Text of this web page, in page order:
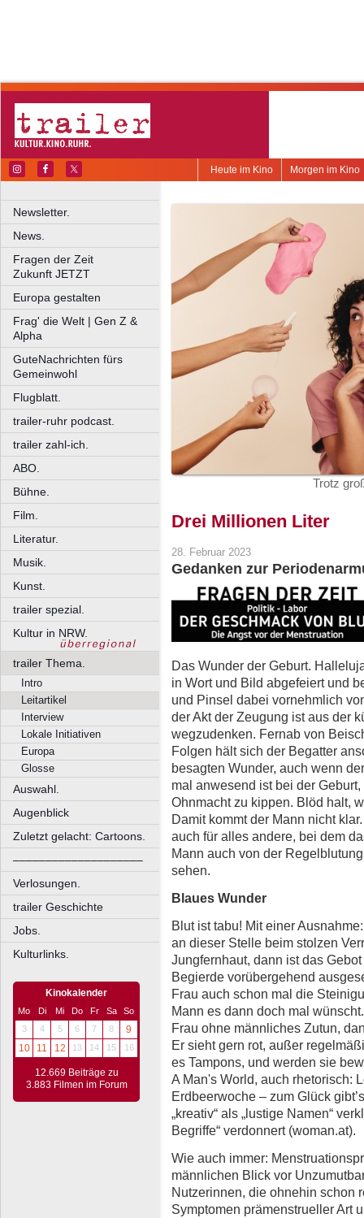
Morgen im Kino
Heute im Kino
Newsletter.
News.
Fragen der Zeit
Zukunft JETZT
Europa gestalten
Frag' die Welt | Gen Z &
Alpha
GuteNachrichten fürs
Gemeinwohl
Flugblatt.
trailer-ruhr podcast.
trailer zahl-ich.
ABO.
Bühne.
Film.
Literatur.
Musik.
Kunst.
trailer spezial.
Kultur in NRW.
trailer Thema.
Intro
Leitartikel
Interview
Lokale Initiativen
Europa
Glosse
Auswahl.
Augenblick
Zuletzt gelacht: Cartoons.
––––––––––––––––––––
Verlosungen.
trailer Geschichte
Jobs.
Kulturlinks.
Kinokalender
Mo Di Mi Do Fr Sa
So
3
4 5 6 7 8
9
10
11 12 13 14 15 16
12.669 Beiträge zu
3.883 Filmen im Forum
Trotz
Drei Millionen Liter
28. Februar 2023
Gedanken zur
Das Wunder der Geburt.
in Wort und Bild abgefeiert und
und Pinsel dabei vornehmlich
der Akt der Zeugung ist aus der
wegzudenken. Fernab von
Folgen hält sich der Begatter
besagten Wunder, auch wenn
mal anwesend ist bei der
Ohnmacht zu kippen. Blöd halt,
Damit kommt der Mann nicht
auch für alles andere, bei dem
Mann auch von der
sehen.
Blaues Wunder
Blut ist tabu! Mit einer
an dieser Stelle beim stolzen
Jungfernhaut, dann ist das
Begierde vorübergehend
Frau auch schon mal die
Mann es dann doch mal
Frau ohne männliches Zutun,
Er sieht gern rot, außer
es Tampons, und werden sie
A Man's World, auch rhetorisch:
Erdbeerwoche – zum Glück
„kreativ“ als „lustige Namen“
Begriffe“ verdonnert (woman.at).
Wie auch immer:
männlichen Blick vor
Nutzerinnen, die ohnehin schon
Symptomen prämenstrueller Art